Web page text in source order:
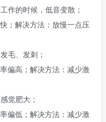
作的时候，低音变散；
解决方法：放慢一点压
毛、发刺；
高；解决方法：减少激
觉肥大；
低；解决方法：减少激